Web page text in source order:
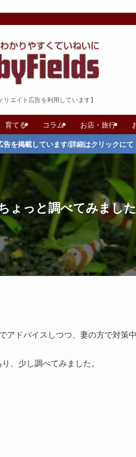
リエイト広告を利用しています】
育てる コラム お店・旅行
を掲載しています/詳細はクリックにて
ょっと調べてみました
アドバイスしつつ、妻の方で対策
、少し調べてみました。